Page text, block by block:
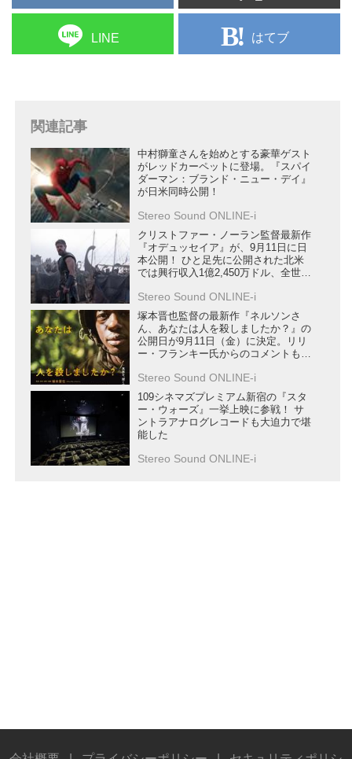
LINE はてブ
関連記事
中村獅童さんを始めとする豪華ゲスト
がレッドカーペットに登場。『スパイ
ダーマン：ブランド・ニュー・デイ』
が日米同時公開！
Stereo Sound ONLINE-i
クリストファー・ノーラン監督最新作
『オデュッセイア』が、9月11日に日
本公開！ ひと足先に公開された北米
では興行収入1億2,450万ドル、全世界
Stereo Sound ONLINE-i
塚本晋也監督の最新作『ネルソンさ
ん、あなたは人を殺しましたか？』の
公開日が9月11日（金）に決定。リリ
ー・フランキー氏からのコメントも到
Stereo Sound ONLINE-i
109シネマズプレミアム新宿の『スタ
ー・ウォーズ』一挙上映に参戦！ サ
ントラアナログレコードも大迫力で堪
能した
Stereo Sound ONLINE-i